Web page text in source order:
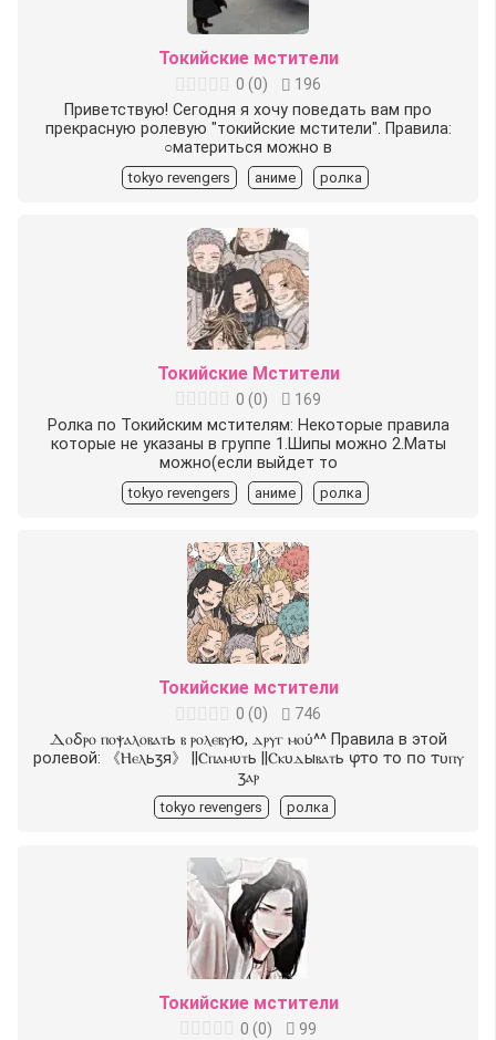
Токийские мстители
0 (0)
196
Приветствую! Сегодня я хочу поведать вам про
прекрасную ролевую "токийские мстители". Правила:
○материться можно в
tokyo revengers аниме ролка
Токийские Мстители
0 (0)
169
Ролка по Токийским мстителям: Некоторые правила
которые не указаны в группе 1.Шипы можно 2.Маты
можно(если выйдет то
tokyo revengers аниме ролка
Токийские мстители
0 (0)
746
Ⲇⲟⳝⲣⲟ ⲡⲟⲯⲁⲗⲟⲃⲁⲧь ⲃ ⲣⲟⲗⲉⲃⲩю, ⲇⲣⲩⲅ ⲙⲟύ^^ Правила в этой
ролевой: 《Ⲏⲉⲗьⳅя》 |︎|Ⲥⲡⲁⲙυⲧь |︎|Ⲥⲕυⲇыⲃⲁⲧь ⳡⲧⲟ ⲧⲟ ⲡⲟ ⲧυⲡⲩ
ⳅⲁⲣ
tokyo revengers ролка
Токийские мстители
0 (0)
99